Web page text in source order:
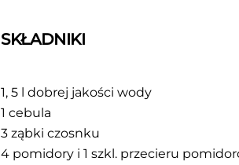
SKŁADNIKI
1, 5 l dobrej jakości wody
1 cebula
3 ząbki czosnku
4 pomidory i 1 szkl. przecieru